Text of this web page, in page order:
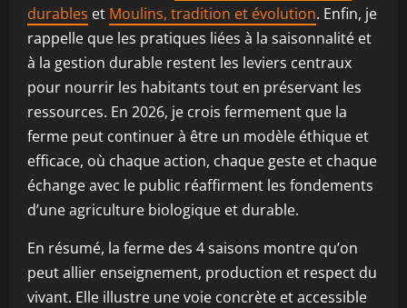
durables et Moulins, tradition et évolution. Enfin, je
rappelle que les pratiques liées à la saisonnalité et
à la gestion durable restent les leviers centraux
pour nourrir les habitants tout en préservant les
ressources. En 2026, je crois fermement que la
ferme peut continuer à être un modèle éthique et
efficace, où chaque action, chaque geste et chaque
échange avec le public réaffirment les fondements
d’une agriculture biologique et durable.
En résumé, la ferme des 4 saisons montre qu’on
peut allier enseignement, production et respect du
vivant. Elle illustre une voie concrète et accessible